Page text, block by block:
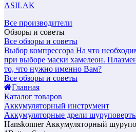
ASILAK
Все производители
Обзоры и советы
Все обзоры и советы
Выбор компрессора На что
при выборе маски хамелеон.
то, что нужно именно Вам?
Все обзоры и советы
Главная
Каталог товаров
Аккумуляторный инструмент
Аккумуляторные дрели
Hanskonner Аккумуляторный